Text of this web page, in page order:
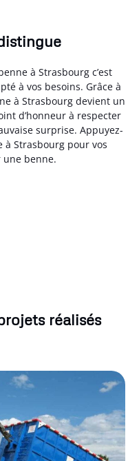
à Strasbourg c’est
à vos besoins. Grâce à
à Strasbourg devient un
d’honneur à respecter
surprise. Appuyez-
à Strasbourg pour vos
une benne.
réalisés